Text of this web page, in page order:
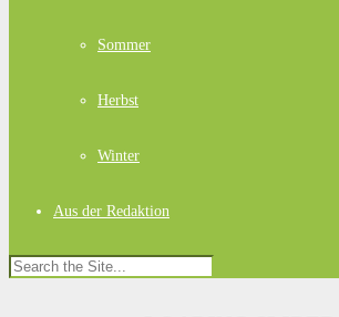
Sommer
Herbst
Winter
Aus der Redaktion